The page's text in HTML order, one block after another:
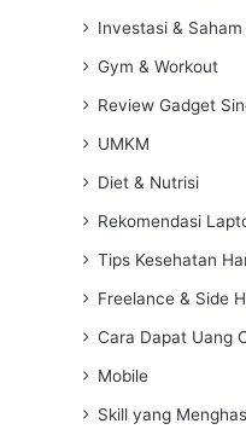
Investasi & Saham
Gym & Workout
Review Gadget
UMKM
Diet & Nutrisi
Rekomendasi
Tips Kesehatan
Freelance & Side
Cara Dapat Uang
Mobile
Skill yang